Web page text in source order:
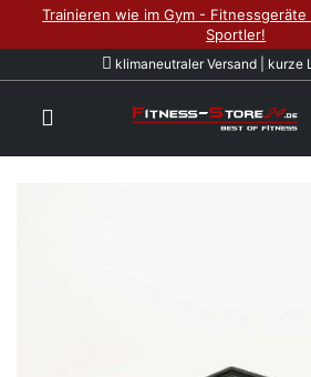
Trainieren wie im Gym -
Sportler!
klimaneutraler Versand | kurze